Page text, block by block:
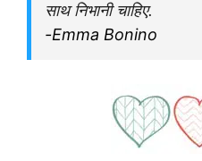
साथ निभानी चाहिए.
-Emma Bonino